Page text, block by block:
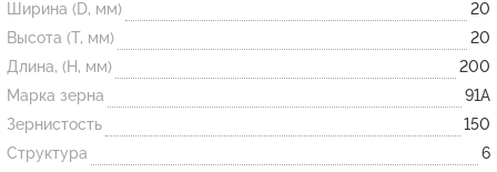
Огнеупорные
изделия
Скачать каталог
Тигель
Ширина (D, мм)
20
Высота (T, мм)
20
Длина, (H, мм)
200
Марка зерна
91А
Зернистость
150
Структура
6